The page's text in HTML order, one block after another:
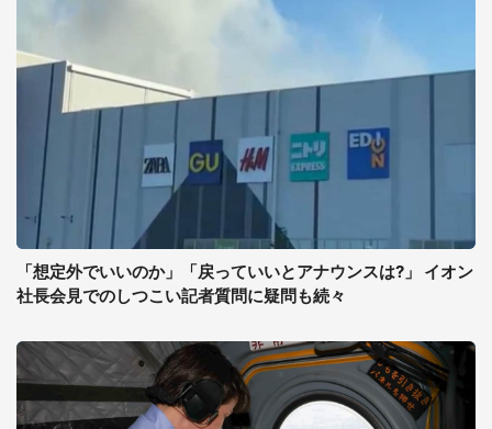
「想定外でいいのか」「戻っていいとアナウンスは?」 イオン
社長会見でのしつこい記者質問に疑問も続々